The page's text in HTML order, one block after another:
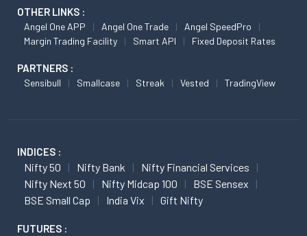
OTHER LINKS :
Angel One APP Angel One Trade
Angel SpeedPro
Margin Trading Facility
Smart API Fixed Deposit Rates
PARTNERS :
Sensibull Smallcase Streak Vested TradingView
INDICES :
Nifty 50 Nifty Bank
Nifty Financial Services
Nifty Next 50
Nifty Midcap 100
BSE Sensex
BSE Small Cap
India Vix Gift Nifty
FUTURES :